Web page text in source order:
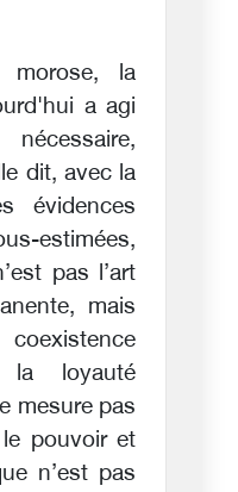
morose, la
a agi
dit, avec la
évidences
estimées,
pas l’art
mais
la loyauté
mesure pas
pouvoir et
n’est pas